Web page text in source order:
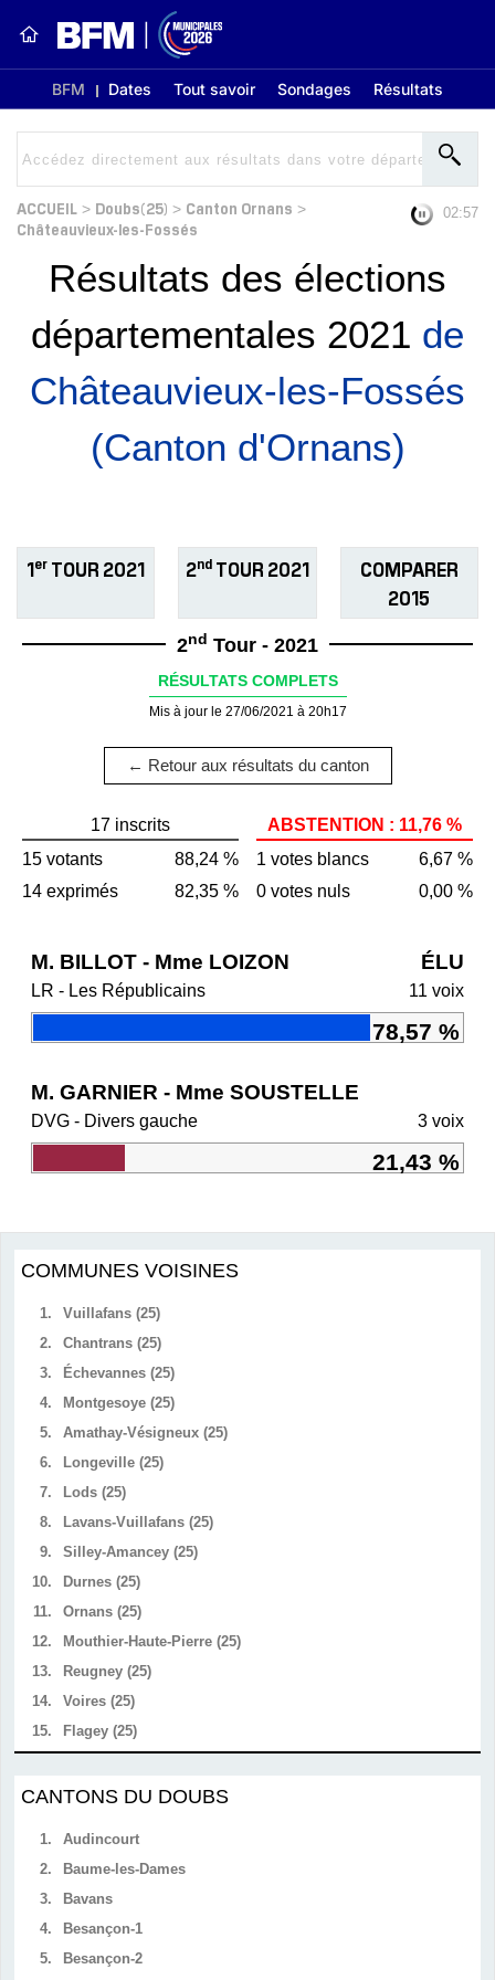
BFM Dates Tout savoir Sondages Résultats
ACCUEIL > Doubs(25) > Canton Ornans >
Châteauvieux-les-Fossés
02:56
Résultats des élections
départementales 2021 de
Châteauvieux-les-Fossés
(Canton d'Ornans)
1er TOUR 2021 2ndTOUR 2021
COMPARER
2015
2nd Tour - 2021
RÉSULTATS COMPLETS
Mis à jour le 27/06/2021 à 20h17
← Retour aux résultats du canton
17 inscrits
15 votants
88,24 %
14 exprimés
82,35 %
ABSTENTION : 11,76 %
1 votes blancs
6,67 %
0 votes nuls
0,00 %
M. BILLOT - Mme LOIZON ÉLU
LR - Les Républicains 11 voix
78,57 %
M. GARNIER - Mme SOUSTELLE
DVG - Divers gauche 3 voix
21,43 %
COMMUNES VOISINES
1.
Vuillafans (25)
2.
Chantrans (25)
3.
Échevannes (25)
4.
Montgesoye (25)
5.
Amathay-Vésigneux (25)
6.
Longeville (25)
7.
Lods (25)
8.
Lavans-Vuillafans (25)
9.
Silley-Amancey (25)
10.
Durnes (25)
11.
Ornans (25)
12.
Mouthier-Haute-Pierre (25)
13.
Reugney (25)
14.
Voires (25)
15.
Flagey (25)
CANTONS DU DOUBS
1.
Audincourt
2.
Baume-les-Dames
3.
Bavans
4.
Besançon-1
5.
Besançon-2